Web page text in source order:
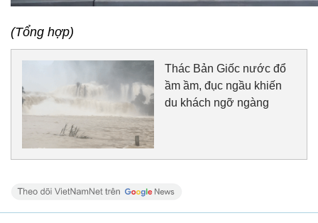
(Tổng hợp)
Thác Bản Giốc nước đổ
ầm ầm, đục ngầu khiến
du khách ngỡ ngàng